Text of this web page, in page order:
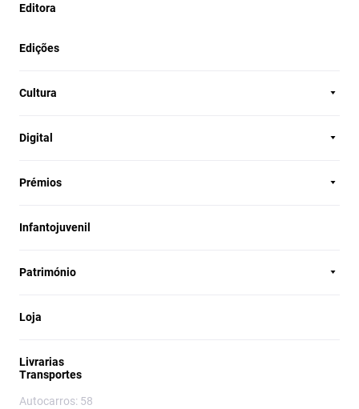
Editora
Edições
Cultura
Digital
Prémios
Infantojuvenil
Património
Loja
Livrarias
Transportes
Autocarros: 58